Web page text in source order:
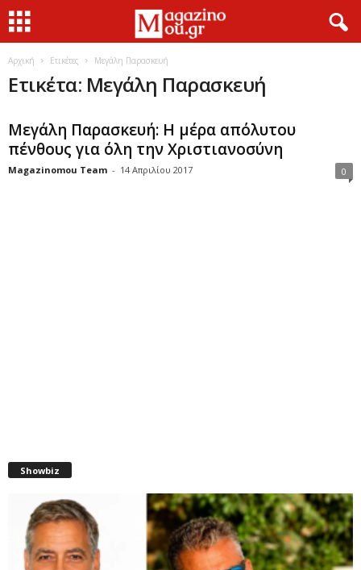
Αρχική Ετικέτες Μεγάλη Παρασκευή
Ετικέτα: Μεγάλη Παρασκευή
Μεγάλη Παρασκευή: Η μέρα απόλυτου
πένθους για όλη την Χριστιανοσύνη
Magazinomou Team - 14 Απριλίου 2017 0
Showbiz